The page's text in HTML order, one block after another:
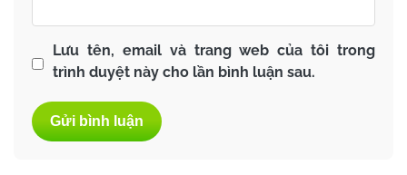
Lưu tên, email và trang web của tôi trong
trình duyệt này cho lần bình luận sau.